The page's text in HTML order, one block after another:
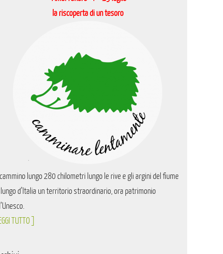
la riscoperta di un tesoro
lungo 280 chilometri lungo le rive e gli argini del fiume
d’Italia un territorio straordinario, ora patrimonio
TUTTO ]